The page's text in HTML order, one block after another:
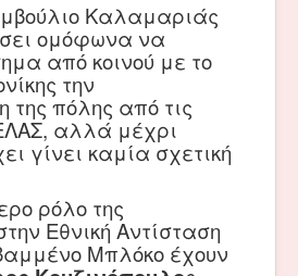
Καλαμαριάς
ομόφωνα να
από κοινού με το
την
πόλης από τις
αλλά μέχρι
γίνει καμία σχετική
ρόλο της
Εθνική Αντίσταση
Μπλόκο έχουν